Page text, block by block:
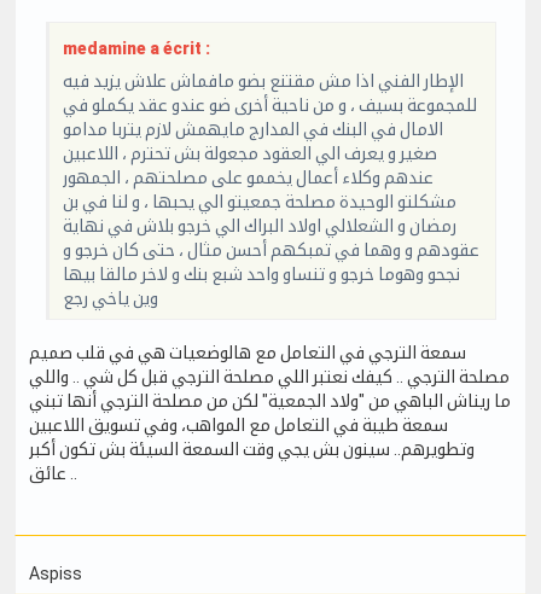
medamine a écrit :
الإطار الفني اذا مش مقتنع بضو مافماش علاش يزيد فيه
للمجموعة بسيف ، و من ناحية أخرى ضو عندو عقد يكملو في
الامال في البنك في المدارج مايهمش لازم يتربا مدامو
صغير و يعرف الي العقود مجعولة بش تحترم ، اللاعبين
عندهم وكلاء أعمال يخممو على مصلحتهم ، الجمهور
مشكلتو الوحيدة مصلحة جمعيتو الي يحبها ، و لنا في بن
رمضان و الشعلالي اولاد البراك الي خرجو بلاش في نهاية
عقودهم و وهما في تمبكهم أحسن مثال ، حتى كان خرجو و
نجحو وهوما خرجو و تنساو واحد شبع بنك و لاخر مالقا بيها
وين ياخي رجع
سمعة الترجي في التعامل مع هالوضعيات هي في قلب صميم
مصلحة الترجي .. كيفك نعتبر اللي مصلحة الترجي قبل كل شي .. واللي
ما ريناش الباهي من "ولاد الجمعية" لكن من مصلحة الترجي أنها تبني
سمعة طيبة في التعامل مع المواهب، وفي تسويق اللاعبين
وتطويرهم.. سينون بش يجي وقت السمعة السيئة بش تكون أكبر
عائق ..
Aspiss